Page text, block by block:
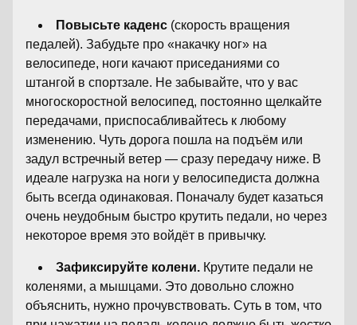
Повысьте каденс (скорость вращения
педалей). Забудьте про «накачку ног» на
велосипеде, ноги качают приседаниями со
штангой в спортзале. Не забывайте, что у вас
многоскоростной велосипед, постоянно щелкайте
передачами, приспосабливайтесь к любому
изменению. Чуть дорога пошла на подъём или
задул встречный ветер — сразу передачу ниже. В
идеале нагрузка на ноги у велосипедиста должна
быть всегда одинаковая. Поначалу будет казаться
очень неудобным быстро крутить педали, но через
некоторое время это войдёт в привычку.
Зафиксируйте колени. Крутите педали не
коленями, а мышцами. Это довольно сложно
объяснить, нужно прочувствовать. Суть в том, что